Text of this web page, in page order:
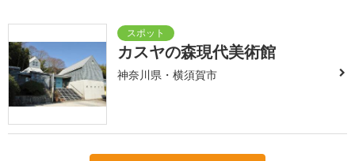
カスヤの森現代美術館
神奈川県・横須賀市